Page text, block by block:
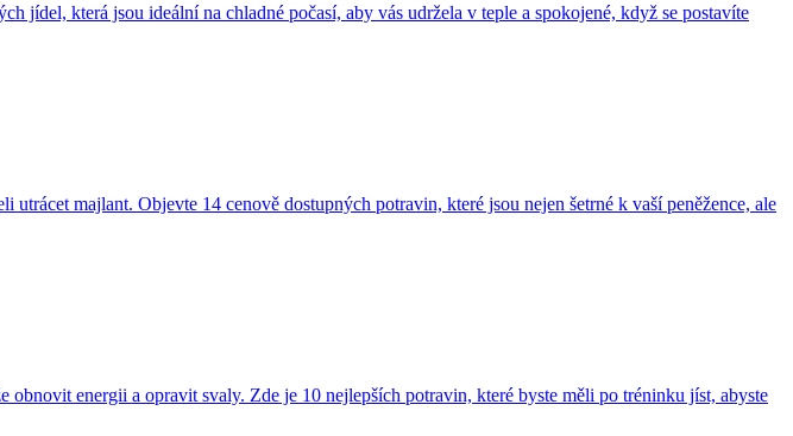
jídel, která jsou ideální na chladné počasí, aby vás udržela v teple a spokojené, když se postavíte
majlant. Objevte 14 cenově dostupných potravin, které jsou nejen šetrné k vaší peněžence, ale
energii a opravit svaly. Zde je 10 nejlepších potravin, které byste měli po tréninku jíst, abyste